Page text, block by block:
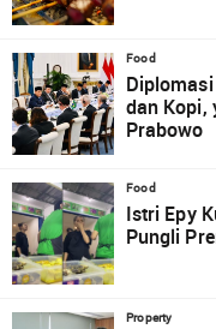
Food
dan Kopi,
Prabowo
Food
Istri Epy
Pungli
Property